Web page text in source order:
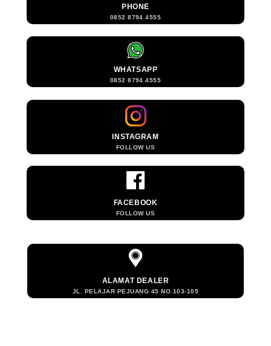
PHONE
0852 8794 4555
WHATSAPP
0852 8794 4555
INSTAGRAM
FOLLOW US
FACEBOOK
FOLLOW US
ALAMAT DEALER
JL. PELAJAR PEJUANG 45 NO.103-105